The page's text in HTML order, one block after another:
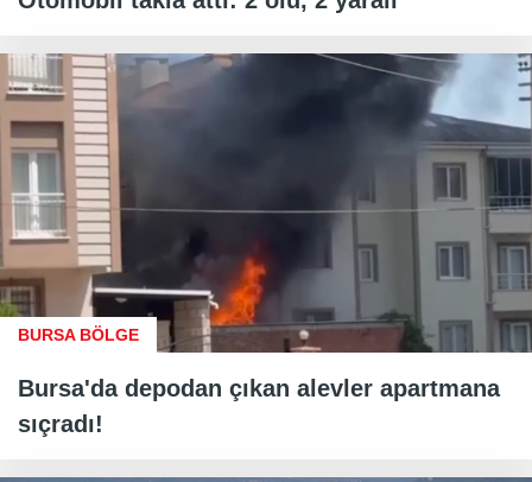
BURSA BÖLGE
Bursa'da depodan çıkan alevler apartmana
sıçradı!